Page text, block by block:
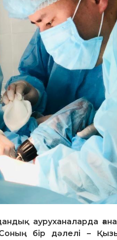
ауруханаларда
бір дәлелі –